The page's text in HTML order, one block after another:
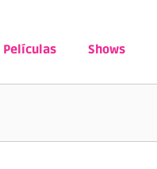
Películas Shows